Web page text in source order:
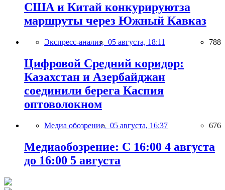
США и Китай конкурируютза
маршруты через Южный Кавказ
Экспресс-анализ, 05 августа, 18:11 788
Цифровой Средний коридор:
Казахстан и Азербайджан
соединили берега Каспия
оптоволокном
Медиа обозрение, 05 августа, 16:37 676
Медиаобозрение: С 16:00 4 августа
до 16:00 5 августа